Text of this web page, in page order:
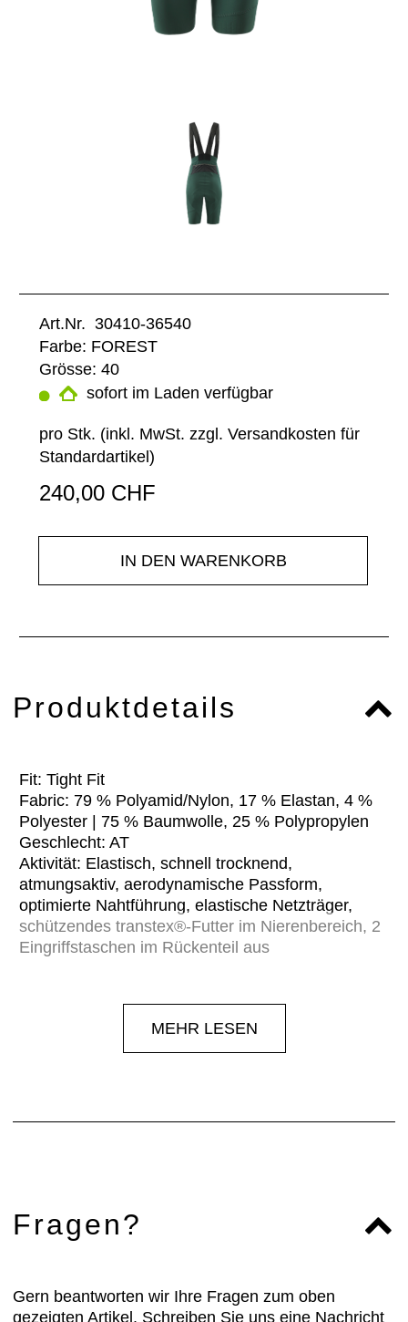
Art.Nr. 30410-36540
Farbe: FOREST
Grösse: 40
sofort im Laden verfügbar
pro Stk. (inkl. MwSt. zzgl. Versandkosten für
Standardartikel )
240,00 CHF
IN DEN WARENKORB
Produktdetails
Fit: Tight Fit
Fabric: 79 % Polyamid/Nylon, 17 % Elastan, 4 %
Polyester | 75 % Baumwolle, 25 % Polypropylen
Geschlecht: AT
Aktivität: Elastisch, schnell trocknend,
atmungsaktiv, aerodynamische Passform,
optimierte Nahtführung, elastische Netzträger,
schützendes transtex®-Futter im Nierenbereich, 2
Eingriffstaschen im Rückenteil aus
MEHR LESEN
Fragen?
Gern beantworten wir Ihre Fragen zum oben
gezeigten Artikel. Schreiben Sie uns eine Nachricht